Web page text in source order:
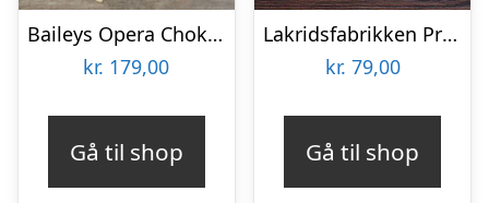
Baileys Opera Chokoladeæske
kr. 179,00
Gå til shop
Lakridsfabrikken Premiumlakrids – Norrland
kr. 79,00
Gå til shop